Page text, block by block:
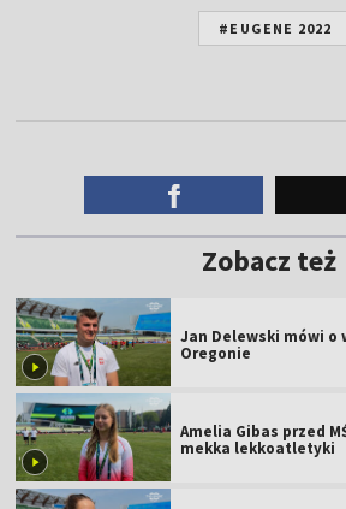
#EUGENE 2022
Zobacz też
Jan Delewski mówi o
Oregonie
Amelia Gibas przed
mekka lekkoatletyki